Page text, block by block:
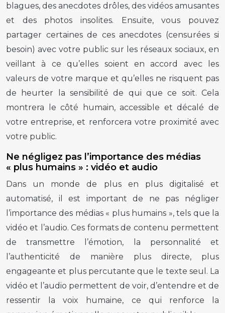
blagues, des anecdotes drôles, des vidéos amusantes
et des photos insolites. Ensuite, vous pouvez
partager certaines de ces anecdotes (censurées si
besoin) avec votre public sur les réseaux sociaux, en
veillant à ce qu’elles soient en accord avec les
valeurs de votre marque et qu’elles ne risquent pas
de heurter la sensibilité de qui que ce soit. Cela
montrera le côté humain, accessible et décalé de
votre entreprise, et renforcera votre proximité avec
votre public.
Ne négligez pas l’importance des médias
« plus humains » : vidéo et audio
Dans un monde de plus en plus digitalisé et
automatisé, il est important de ne pas négliger
l’importance des médias « plus humains », tels que la
vidéo et l’audio. Ces formats de contenu permettent
de transmettre l’émotion, la personnalité et
l’authenticité de manière plus directe, plus
engageante et plus percutante que le texte seul. La
vidéo et l’audio permettent de voir, d’entendre et de
ressentir la voix humaine, ce qui renforce la